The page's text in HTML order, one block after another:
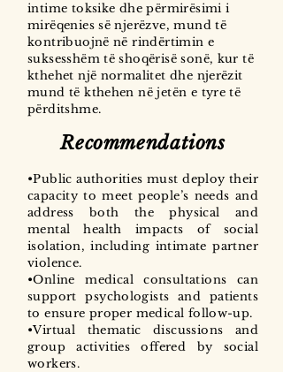
intime toksike dhe përmirësimi i
mirëqenies së njerëzve, mund të
kontribuojnë në rindërtimin e
suksesshëm të shoqërisë sonë, kur të
kthehet një normalitet dhe njerëzit
mund të kthehen në jetën e tyre të
përditshme.
Recommendations
•Public authorities must deploy their
capacity to meet people’s needs and
address both the physical and
mental health impacts of social
isolation, including intimate partner
violence.
•Online medical consultations can
support psychologists and patients
to ensure proper medical follow-up.
•Virtual thematic discussions and
group activities offered by social
workers.